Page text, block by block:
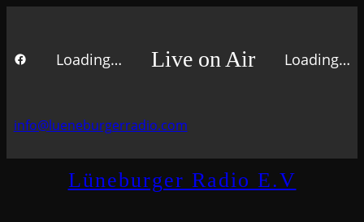
springen
FACEBOOKLoading… Live on Air Loading…
info@lueneburgerradio.com
Lüneburger Radio E.V